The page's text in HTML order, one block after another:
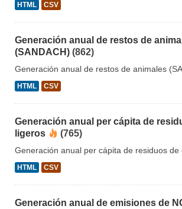
HTML CSV
Generación anual de restos de
(SANDACH) (862)
Generación anual de restos de animales
HTML CSV
Generación anual per cápita de
ligeros
(765)
Generación anual per cápita de residuos de
HTML CSV
Generación anual de emisiones de